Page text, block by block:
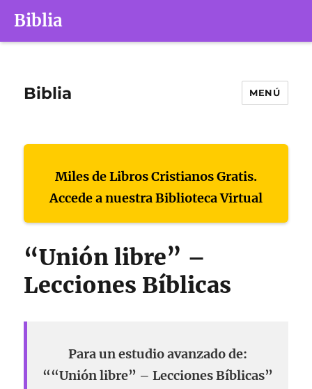
Biblia
Biblia MENÚ
Miles de Libros Cristianos Gratis.
Accede a nuestra Biblioteca Virtual
“Unión libre” –
Lecciones Bíblicas
Para un estudio avanzado de:
““Unión libre” – Lecciones Bíblicas”